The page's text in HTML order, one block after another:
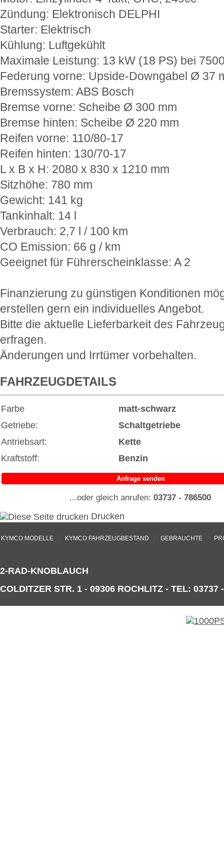
Zündung: Elektronisch DELPHI
Starter: Elektrisch
Kühlung: Luftgekühlt
Maximale Leistung: 13 kW (18 PS) bei
Federung vorne: Upside-Downgabel Ø 37
Bremssystem: ABS Bosch
Bremse vorne: Scheibe Ø 300 mm
Bremse hinten: Scheibe Ø 220 mm
Reifen vorne: 110/80-17
Reifen hinten: 130/70-17
L x B x H: 2080 x 830 x 1210 mm
Sitzhöhe: 780 mm
Gewicht: 141 kg
Tankinhalt: 14 l
Verbrauch: 2,7 l / 100 km
CO Emission: 66 g / km
Geeignet für Führerscheinklasse: A 2
Finanzierung zu günstigen Konditionen
erstellen gern ein individuelles Angebot.
Bitte die aktuelle Lieferbarkeit des
erfragen.
Änderungen und Irrtümer vorbehalten.
FAHRZEUGDETAILS
Farbe
matt-schwarz
Getriebe:
Schaltgetriebe
Antriebsart:
Kette
Kraftstoff:
Benzin
Anfrage senden
...oder gleich anrufen: 03737 - 786500
Drucken
KYMCO MODELLE KYMCO FAHRZEUGBESTAND GEBRAUCHTE
2-RAD-KNOBLAUCH
COLDITZER STR. 1 - 09306 ROCHLITZ - TEL: 03737